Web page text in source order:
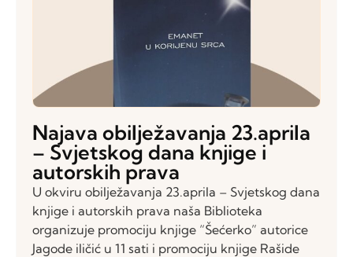
Najava obilježavanja 23.aprila
– Svjetskog dana knjige i
autorskih prava
U okviru obilježavanja 23.aprila – Svjetskog dana
knjige i autorskih prava naša Biblioteka
organizuje promociju knjige “Šećerko” autorice
Jagode iličić u 11 sati i promociju knjige Rašide